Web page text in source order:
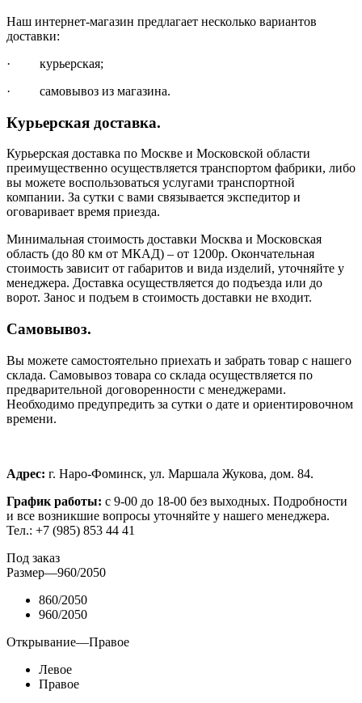
Наш интернет-магазин предлагает несколько вариантов
доставки:
· курьерская;
· самовывоз из магазина.
Курьерская доставка.
Курьерская доставка по Москве и Московской области
преимущественно осуществляется транспортом фабрики, либо
вы можете воспользоваться услугами транспортной
компании. За сутки с вами связывается экспедитор и
оговаривает время приезда.
Минимальная стоимость доставки Москва и Московская
область (до 80 км от МКАД) – от 1200р. Окончательная
стоимость зависит от габаритов и вида изделий, уточняйте у
менеджера. Доставка осуществляется до подъезда или до
ворот. Занос и подъем в стоимость доставки не входит.
Самовывоз.
Вы можете самостоятельно приехать и забрать товар с нашего
склада. Самовывоз товара со склада осуществляется по
предварительной договоренности с менеджерами.
Необходимо предупредить за сутки о дате и ориентировочном
времени.
Адрес: г. Наро-Фоминск, ул. Маршала Жукова, дом. 84.
График работы: с 9-00 до 18-00 без выходных. Подробности
и все возникшие вопросы уточняйте у нашего менеджера.
Тел.: +7 (985) 853 44 41
Под заказ
Размер—960/2050
860/2050
960/2050
Открывание—Правое
Левое
Правое